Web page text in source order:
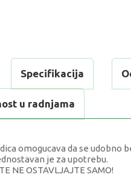
Specifikacija
u radnjama
omogucava da se udobno
je za upotrebu.
NE OSTAVLJAJTE SAMO!